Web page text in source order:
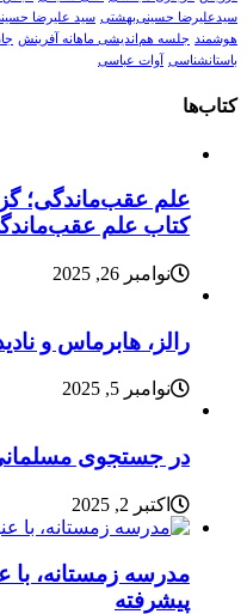
سیدعلیرضا حسینی‌بهشتی سید علیرضا
هوشمند
جلسه هم‌اندیشی ماهانه آفرینش
باستانشناسی
آوات عباسی
کتاب‌ها
علم عقب‌ماندگی؛
کتاب علم
نوامبر 26, 2025
رالز، هابرماس و
نوامبر 5, 2025
در جستجوی
اکتبر 2, 2025
مدرسه زمستانه، با
پیشرفته